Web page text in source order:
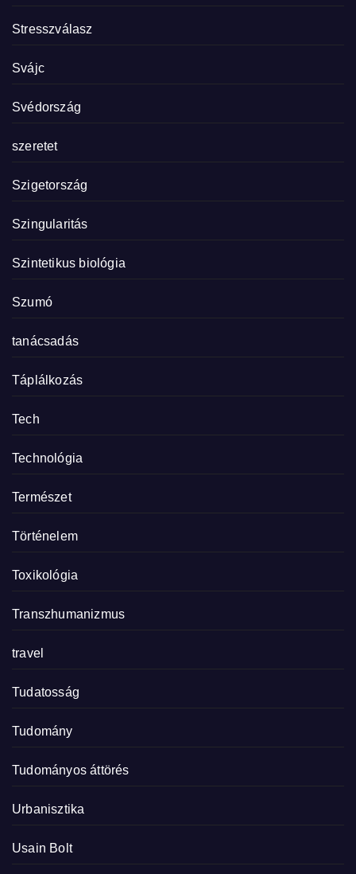
Stresszválasz
Svájc
Svédország
szeretet
Szigetország
Szingularitás
Szintetikus biológia
Szumó
tanácsadás
Táplálkozás
Tech
Technológia
Természet
Történelem
Toxikológia
Transzhumanizmus
travel
Tudatosság
Tudomány
Tudományos áttörés
Urbanisztika
Usain Bolt